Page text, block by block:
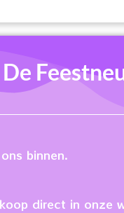
binnen.
direct in onze